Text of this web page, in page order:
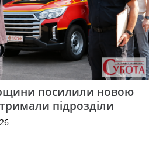
посилили новою
підрозділи